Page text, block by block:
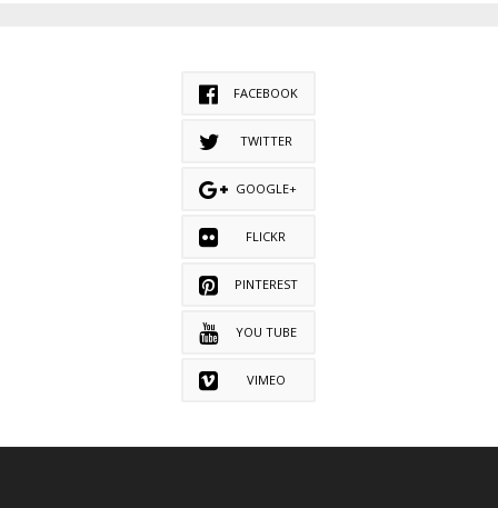
FACEBOOK
TWITTER
GOOGLE+
FLICKR
PINTEREST
YOU TUBE
VIMEO